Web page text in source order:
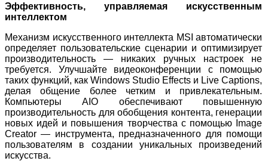
Эффективность, управляемая искусственным
интеллектом
Механизм искусственного интеллекта MSI автоматически
определяет пользовательские сценарии и оптимизирует
производительность — никаких ручных настроек не
требуется. Улучшайте видеоконференции с помощью
таких функций, как Windows Studio Effects и Live Captions,
делая общение более четким и привлекательным.
Компьютеры AIO обеспечивают повышенную
производительность для обобщения контента, генерации
новых идей и повышения творчества с помощью Image
Creator — инструмента, предназначенного для помощи
пользователям в создании уникальных произведений
искусства.